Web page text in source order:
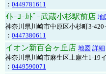
： 0449781611
ｲﾄｰﾖｰｶﾄﾞｰ武蔵小杉駅前店 地
神奈川県川崎市中原区小杉町3-
： 0447380611
イオン新百合ヶ丘店 地図 詳細
神奈川県川崎市麻生区上麻生1-19
： 0449590071